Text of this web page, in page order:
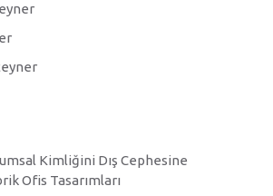
Kimliğini Dış Cephesine
Ofis Tasarımları